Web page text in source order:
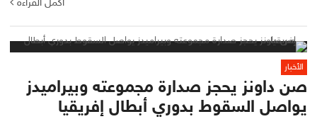
أكمل القراءة
الأخبار
صن داونز يحجز صدارة مجموعته وبيراميدز
يواصل السقوط بدوري أبطال إفريقيا